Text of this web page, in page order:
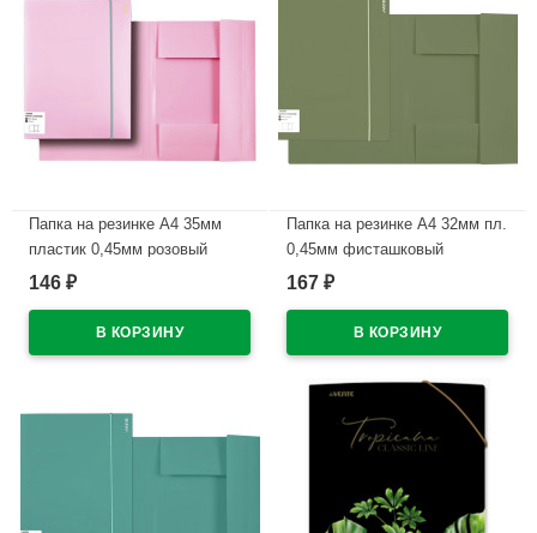
Папка на резинке А4 35мм
пластик 0,45мм розовый
deVENTE Пастель (Pastel)
146 ₽
Папка на резинке А4 32мм пл.
0,45мм фисташковый
deVENTE Marandi арт.3070217
167 ₽